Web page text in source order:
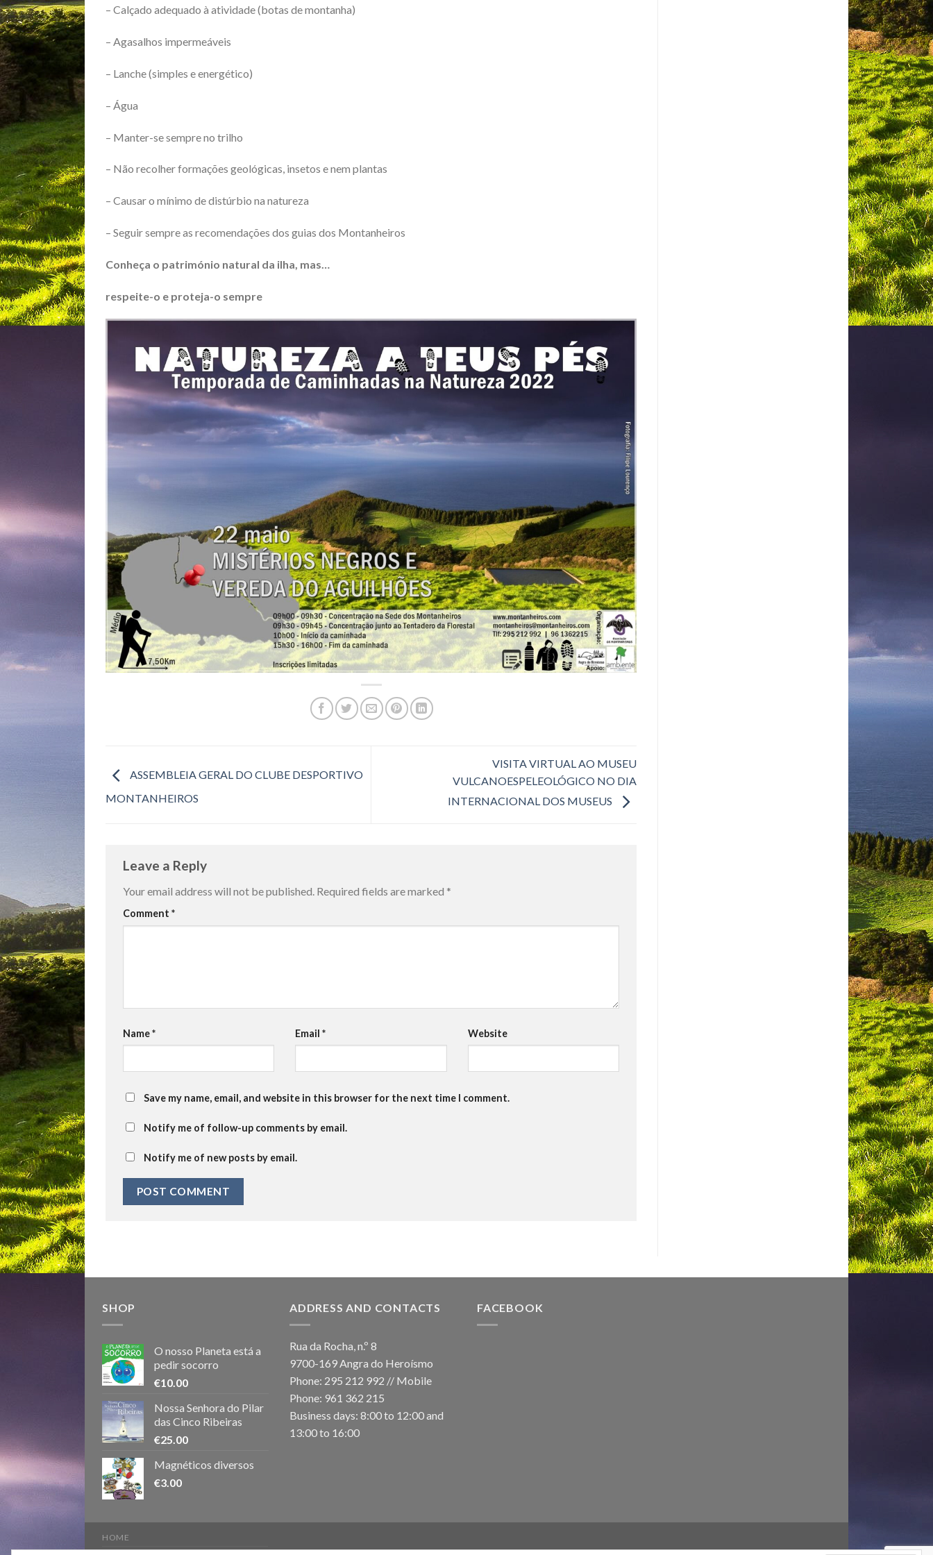
– Calçado adequado à atividade (botas de montanha)
– Agasalhos impermeáveis
– Lanche (simples e energético)
– Água
– Manter-se sempre no trilho
– Não recolher formações geológicas, insetos e nem plantas
– Causar o mínimo de distúrbio na natureza
– Seguir sempre as recomendações dos guias dos Montanheiros
Conheça o património natural da ilha, mas…
respeite-o e proteja-o sempre
ASSEMBLEIA GERAL DO CLUBE DESPORTIVO
MONTANHEIROS
VISITA VIRTUAL AO MUSEU
VULCANOESPELEOLÓGICO NO DIA
INTERNACIONAL DOS MUSEUS
Leave a Reply
Your email address will not be published. Required fields are marked *
Comment *
Name* Email* Website
Save my name, email, and website in this browser for the next time I comment.
Notify me of follow-up comments by email.
Notify me of new posts by email.
SHOP
O nosso Planeta está a
pedir socorro
€10.00
Nossa Senhora do Pilar
das Cinco Ribeiras
€25.00
Magnéticos diversos
€3.00
ADDRESS AND CONTACTS
Rua da Rocha, n.º 8
9700-169 Angra do Heroísmo
Phone: 295 212 992 // Mobile
Phone: 961 362 215
Business days: 8:00 to 12:00 and
13:00 to 16:00
FACEBOOK
HOME